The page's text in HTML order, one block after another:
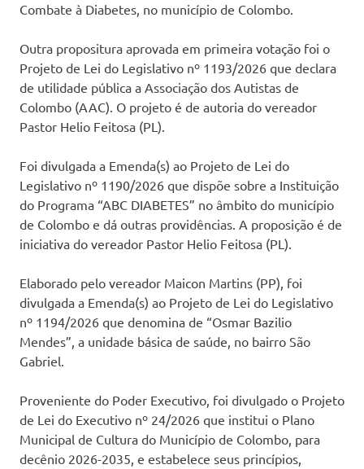
Combate à Diabetes, no município de Colombo.
Outra propositura aprovada em primeira votação foi o
Projeto de Lei do Legislativo nº 1193/2026 que declara
de utilidade pública a Associação dos Autistas de
Colombo (AAC). O projeto é de autoria do vereador
Pastor Helio Feitosa (PL).
Foi divulgada a Emenda(s) ao Projeto de Lei do
Legislativo nº 1190/2026 que dispõe sobre a Instituição
do Programa “ABC DIABETES” no âmbito do município
de Colombo e dá outras providências. A proposição é de
iniciativa do vereador Pastor Helio Feitosa (PL).
Elaborado pelo vereador Maicon Martins (PP), foi
divulgada a Emenda(s) ao Projeto de Lei do Legislativo
nº 1194/2026 que denomina de “Osmar Bazilio
Mendes”, a unidade básica de saúde, no bairro São
Gabriel.
Proveniente do Poder Executivo, foi divulgado o Projeto
de Lei do Executivo nº 24/2026 que institui o Plano
Municipal de Cultura do Município de Colombo, para
decênio 2026-2035, e estabelece seus princípios,